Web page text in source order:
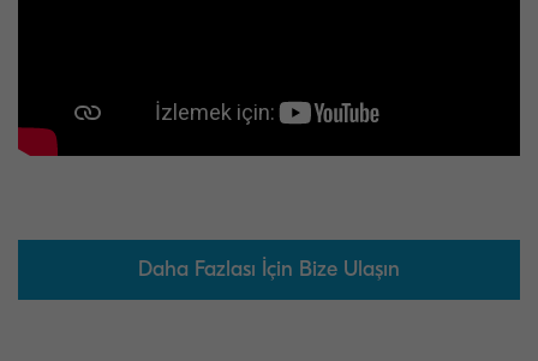
Daha Fazlası İçin Bize Ulaşın